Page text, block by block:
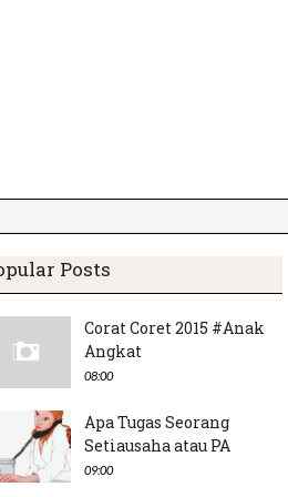
Posts
Corat Coret 2015 #Anak
Angkat
08:00
Apa Tugas Seorang
Setiausaha atau PA
09:00